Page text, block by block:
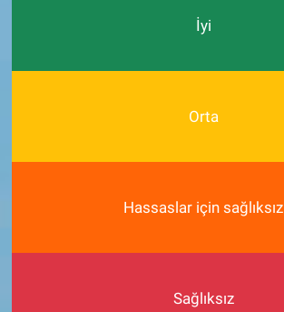
İyi
Orta
Hassaslar için sağlıksız
Sağlıksız